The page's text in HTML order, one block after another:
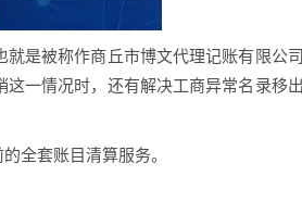
是被称作商丘市博文代理记账有限公
一情况时，还有解决工商异常名录移
全套账目清算服务。